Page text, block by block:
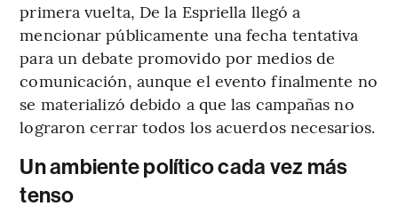
primera vuelta, De la Espriella llegó a
mencionar públicamente una fecha tentativa
para un debate promovido por medios de
comunicación, aunque el evento finalmente no
se materializó debido a que las campañas no
lograron cerrar todos los acuerdos necesarios.
Un ambiente político cada vez más
tenso